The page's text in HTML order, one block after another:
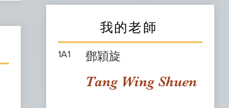
我的老師
1A1 鄧穎旋
Tang Wing Shuen